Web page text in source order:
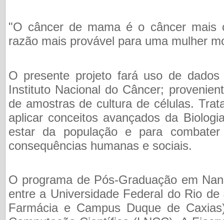
"O câncer de mama é o câncer mais
razão mais provável para uma mulher
O presente projeto fará uso de dados
Instituto Nacional do Câncer;
de amostras de cultura de células.
aplicar conceitos avançados da
estar da população e para
consequências humanas e sociais.
O programa de Pós-Graduação em
entre a Universidade Federal do Rio
Farmácia e Campus Duque de